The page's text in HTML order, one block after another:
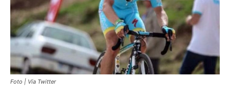
Foto | Vía Twitter